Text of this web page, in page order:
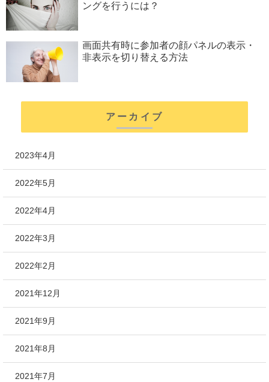
ングを行うには？
画面共有時に参加者の顔パネルの表示・
非表示を切り替える方法
アーカイブ
2023年4月
2022年5月
2022年4月
2022年3月
2022年2月
2021年12月
2021年9月
2021年8月
2021年7月